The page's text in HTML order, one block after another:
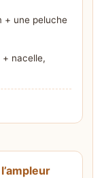
+ une peluche
nacelle,